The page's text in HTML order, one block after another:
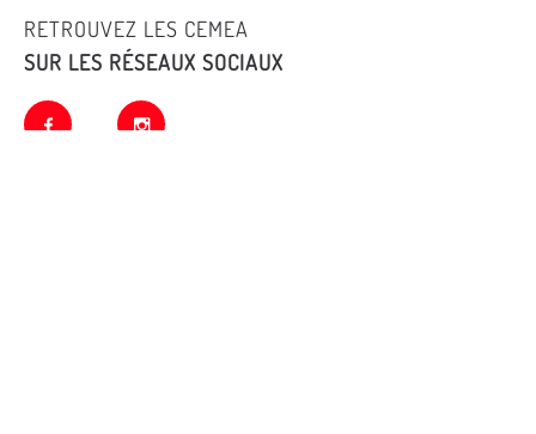
RETROUVEZ LES CEMEA
SUR LES RÉSEAUX SOCIAUX
facebook instagram